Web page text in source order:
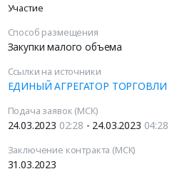
Участие
Способ размещения
Закупки малого объема
Ссылки на источники
ЕДИНЫЙ АГРЕГАТОР ТОРГОВЛИ
Подача заявок (МСК)
24.03.2023 02:28 - 24.03.2023 04:28
Заключение контракта (МСК)
31.03.2023